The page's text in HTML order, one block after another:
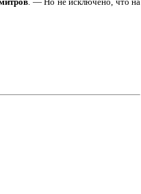
. — Но не исключено, что на